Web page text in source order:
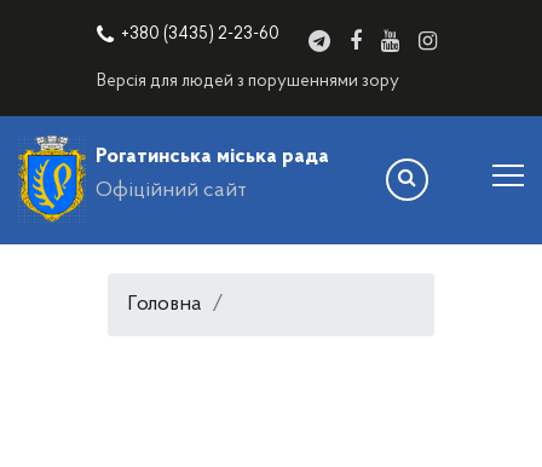
+380 (3435) 2-23-60
Версія для людей з порушеннями зору
Рогатинська міська рада
Офіційний сайт
Головна